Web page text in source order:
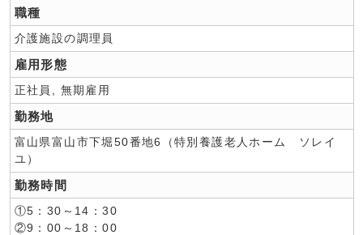
職種
介護施設の調理員
雇用形態
正社員, 無期雇用
勤務地
富山県富山市下堀50番地6（特別養護老人ホーム ソレイ
ユ）
勤務時間
①5：30～14：30
②9：00～18：00